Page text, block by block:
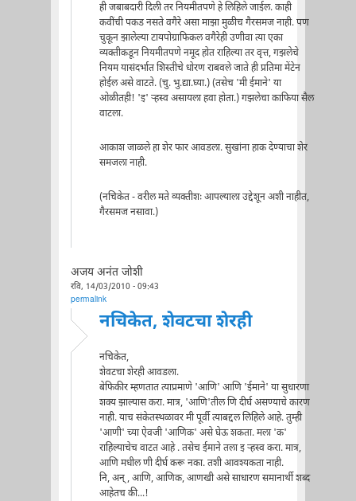
ही जबाबदारी दिली तर नियमीतपणे हे लिहिले जाईल. काही
कवींची पकड नसते वगैरे असा माझा मुळीच गैरसमज नाही. पण
चुकून झालेल्या टायपोग्राफिकल वगैरेही उणीवा त्या एका
व्यक्तीकडून नियमीतपणे नमूद होत राहिल्या तर वृत्त, गझलेचे
नियम यासंदर्भात शिस्तीचे धोरण राबवले जाते ही प्रतिमा मेंटेन
होईल असे वाटते. (चु. भु.द्या.घ्या.) (तसेच 'मी ईमाने' या
ओळीतही! 'इ' र्‍हस्व असायला हवा होता.) गझलेचा काफिया सैल
वाटला.
आकाश जाळले हा शेर फार आवडला. सुखांना हाक देण्याचा शेर
समजला नाही.
(नचिकेत - वरील मते व्यक्तीशः आपल्याला उद्देशून अशी नाहीत,
गैरसमज नसावा.)
अजय अनंत जोशी
रवि, 14/03/2010 - 09:43
permalink
नचिकेत, शेवटचा शेरही
नचिकेत,
शेवटचा शेरही आवडला.
बेफिकीर म्हणतात त्याप्रमाणे 'आणि' आणि 'ईमाने' या सुधारणा
शक्य झाल्यास करा. मात्र, 'आणि'तील णि दीर्घ असण्याचे कारण
नाही. याच संकेतस्थळावर मी पूर्वी त्याबद्दल लिहिले आहे. तुम्ही
'आणी' च्या ऐवजी 'आणिक' असे घेऊ शकता. मला 'क'
राहिल्याचेच वाटत आहे . तसेच ईमाने तला इ र्‍हस्व करा. मात्र,
आणि मधील णी दीर्घ करू नका. तशी आवश्यकता नाही.
नि, अन् , आणि, आणिक, आणखी असे साधारण समानार्थी शब्द
आहेतच की...!